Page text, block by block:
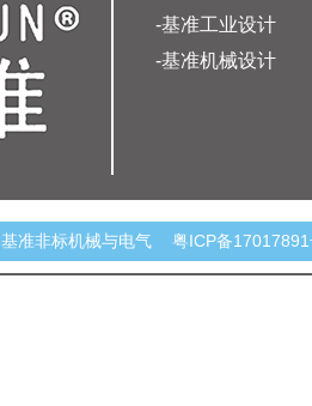
-基准工业设计
-基准机械设计
基准非标机械与电气 粤ICP备